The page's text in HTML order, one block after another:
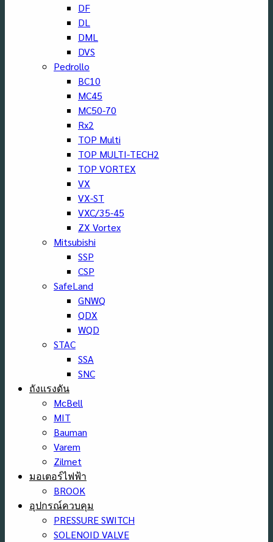
DF
DL
DML
DVS
Pedrollo
BC10
MC45
MC50-70
Rx2
TOP Multi
TOP MULTI-TECH2
TOP VORTEX
VX
VX-ST
VXC/35-45
ZX Vortex
Mitsubishi
SSP
CSP
SafeLand
GNWQ
QDX
WQD
STAC
SSA
SNC
ถังแรงดัน
McBell
MIT
Bauman
Varem
Zilmet
มอเตอร์ไฟฟ้า
BROOK
อุปกรณ์ควบคุม
PRESSURE SWITCH
SOLENOID VALVE